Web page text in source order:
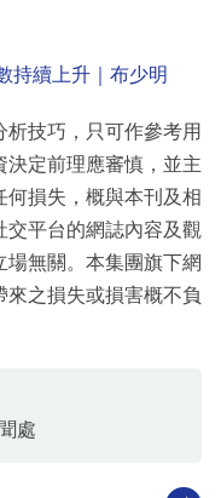
持續上升｜布少明
技巧，只可作參考用
定前理應審慎，並主
損失，概與本刊及相
交平台的網誌內容及觀
無關。本集團旗下網
之損失或損害概不負
處